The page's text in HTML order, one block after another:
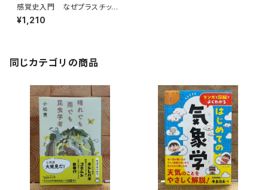
感覚史入門 なぜプラスチック
を「清潔」に感じるのか
¥1,210
同じカテゴリの商品